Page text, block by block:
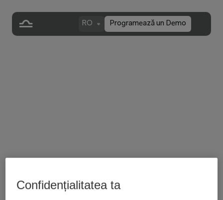
Programează un Demo
RO
Confidențialitatea ta